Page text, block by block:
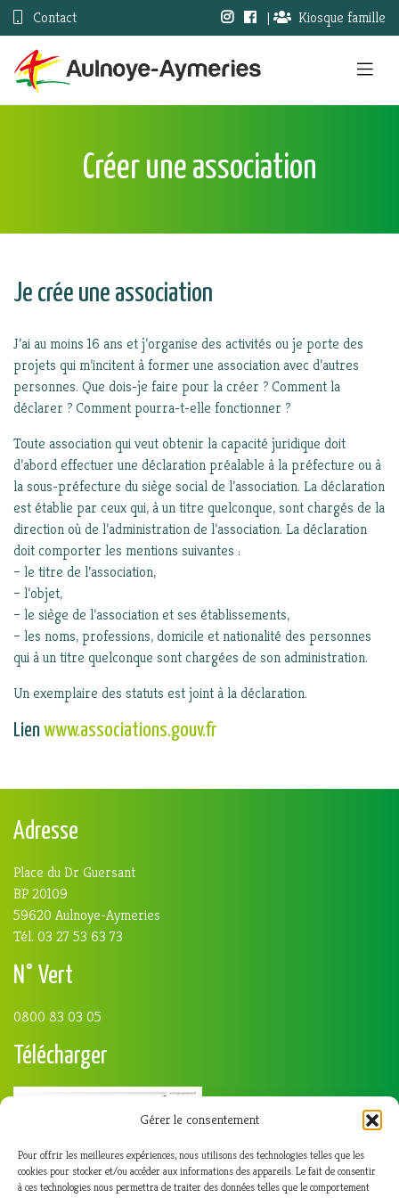
Gérer le consentement
Pour offrir les meilleures expériences, nous utilisons des technologies telles que les
cookies pour stocker et/ou accéder aux informations des appareils. Le fait de consentir
à ces technologies nous permettra de traiter des données telles que le comportement
Contact | Kiosque famille
Créer une association
Je crée une association
J’ai au moins 16 ans et j’organise des activités ou je porte des
projets qui m’incitent à former une association avec d’autres
personnes. Que dois-je faire pour la créer ? Comment la
déclarer ? Comment pourra-t-elle fonctionner ?
Toute association qui veut obtenir la capacité juridique doit
d’abord effectuer une déclaration préalable à la préfecture ou à
la sous-préfecture du siège social de l’association. La déclaration
est établie par ceux qui, à un titre quelconque, sont chargés de la
direction où de l’administration de l’association. La déclaration
doit comporter les mentions suivantes :
– le titre de l’association,
– l’objet,
– le siège de l’association et ses établissements,
– les noms, professions, domicile et nationalité des personnes
qui à un titre quelconque sont chargées de son administration.
Un exemplaire des statuts est joint à la déclaration.
Lienwww.associations.gouv.fr
Adresse
Place du Dr Guersant
BP 20109
59620 Aulnoye-Aymeries
Tél. 03 27 53 63 73
N° Vert
0800 83 03 05
Télécharger